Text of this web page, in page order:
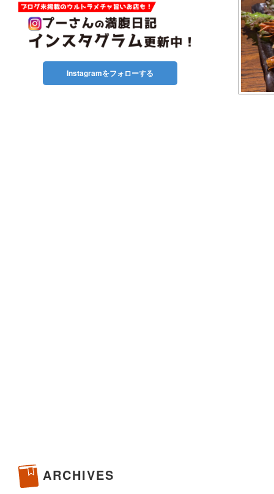
Instagramをフォローする
ARCHIVES